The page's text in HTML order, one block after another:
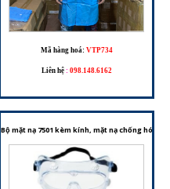
Mã hàng hoá: VTP734
Liên hệ : 098.148.6162
Bộ mặt nạ 7501 kèm kính, mặt nạ chống hóa